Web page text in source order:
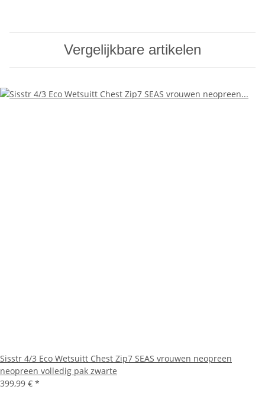
Vergelijkbare artikelen
Sisstr 4/3 Eco Wetsuitt Chest Zip7 SEAS vrouwen neopreen
neopreen volledig pak zwarte
399,99 € *